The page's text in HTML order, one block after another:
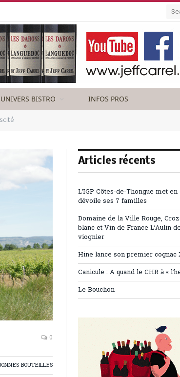
UNIVERS BISTRO INFOS PROS
0
BOUTEILLES
Articles récents
L’IGP Côtes-de-Thongue met
dévoile ses 7 familles
Domaine de la Ville Rouge,
blanc et Vin de France L’Aulin
viognier
Hine lance son premier cognac
Canicule : A quand le CHR à «
Le Bouchon